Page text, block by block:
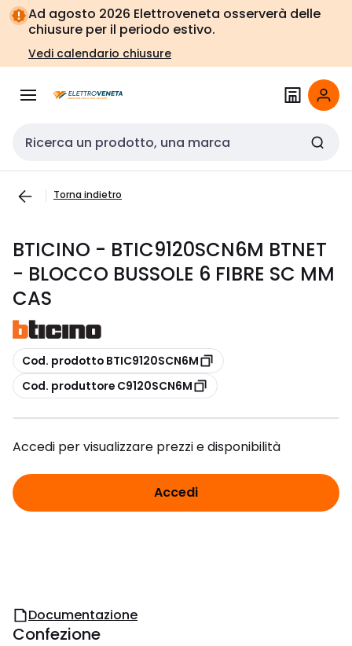
Vai alla
navigazione
Vai
alla
pagina
Ad agosto 2026 Elettroveneta osserverà delle
chiusure per il periodo estivo.
Vedi calendario chiusure
Cerca input
Torna indietro
BTICINO - BTIC9120SCN6M BTNET
- BLOCCO BUSSOLE 6 FIBRE SC MM
CAS
copia
Cod. prodotto BTIC9120SCN6M
copia
Cod. produttore C9120SCN6M
Accedi per visualizzare prezzi e disponibilità
Accedi
Documentazione
Confezione